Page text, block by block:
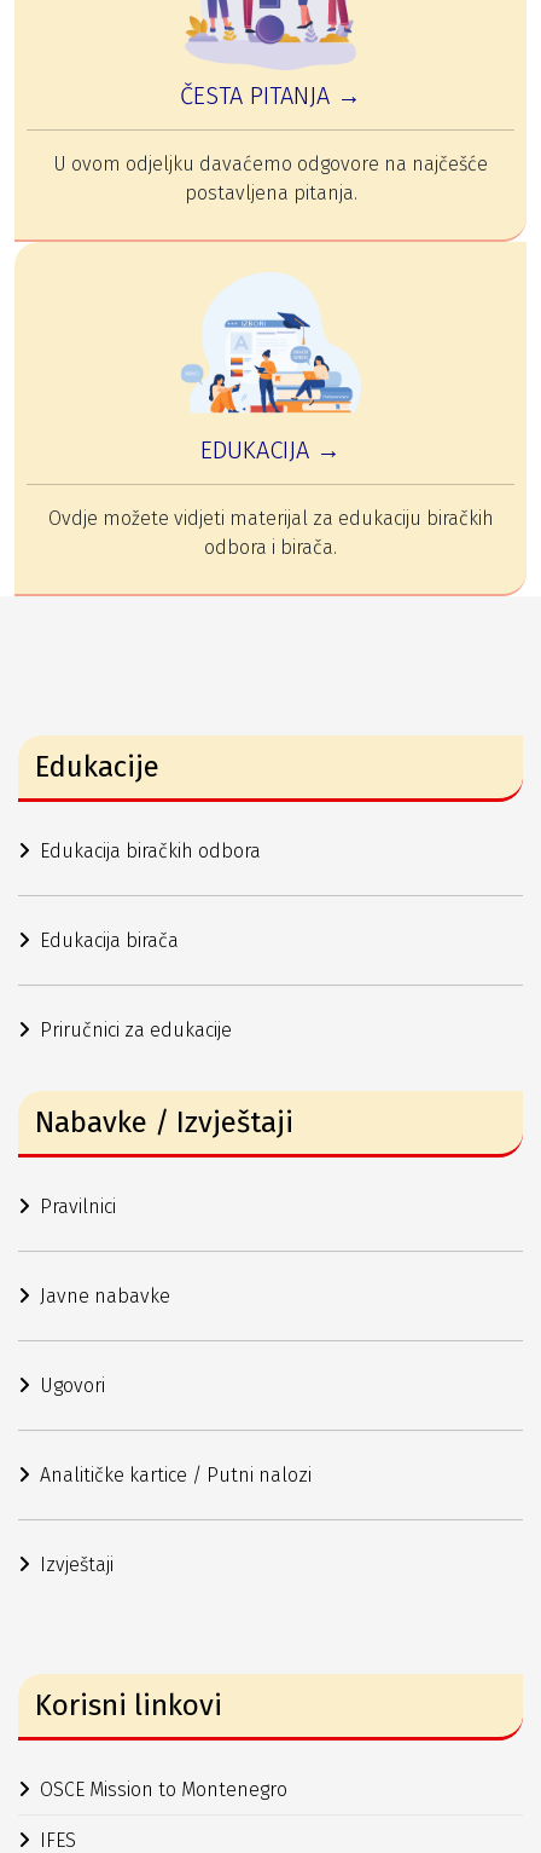
ČESTA PITANJA →
U ovom odjeljku davaćemo odgovore na najčešće
postavljena pitanja.
EDUKACIJA →
Ovdje možete vidjeti materijal za edukaciju biračkih
odbora i birača.
Edukacije
Edukacija biračkih odbora
Edukacija birača
Priručnici za edukacije
Nabavke / Izvještaji
Pravilnici
Javne nabavke
Ugovori
Analitičke kartice / Putni nalozi
Izvještaji
Korisni linkovi
OSCE Mission to Montenegro
IFES